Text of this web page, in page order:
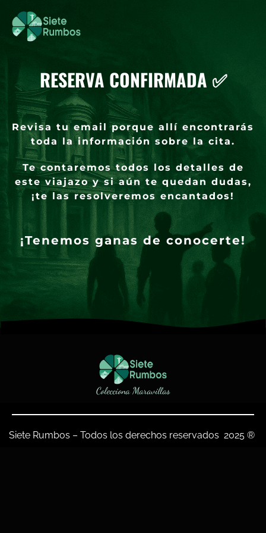
RESERVA CONFIRMADA ✅​
Revisa tu email porque allí encontrarás
toda la información sobre la cita.
Te contaremos todos los detalles de
este viajazo y si aún te quedan dudas,
¡te las resolveremos encantados!
¡Tenemos ganas de conocerte!
Colecciona Maravillas
Siete Rumbos – Todos los derechos reservados 2025 ®